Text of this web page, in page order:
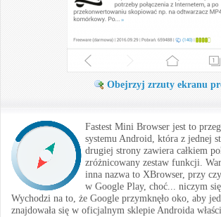
Obejrzyj zrzuty ekranu
Fastest Mini Browser jest to
systemu Android, która z jednej
drugiej strony zawiera całkiem
zróżnicowany zestaw funkcji.
inna nazwa to XBrowser, przy
w Google Play, choć... niczym
Wychodzi na to, że Google przymknęło oko, aby
znajdowała się w oficjalnym sklepie Androida